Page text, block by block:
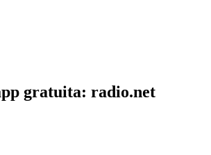
gratuita: radio.net